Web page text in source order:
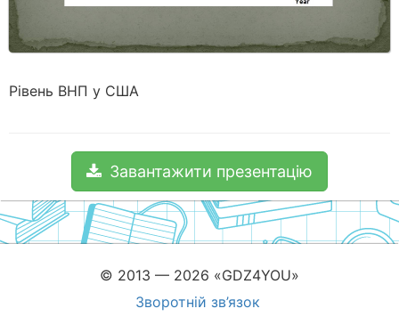
Рівень ВНП у США
Завантажити презентацію
© 2013 — 2026 «GDZ4YOU»
Зворотній зв’язок